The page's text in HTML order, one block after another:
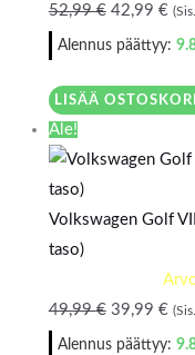
52,99€ 42,99 €
Alennus päättyy:
LISÄÄ
Ale!
Volkswagen Golf
taso)
49,99€ 39,99 €
Alennus päättyy: